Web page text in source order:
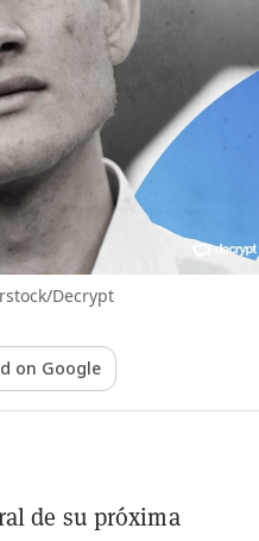
Decrypt
on Google
de su próxima